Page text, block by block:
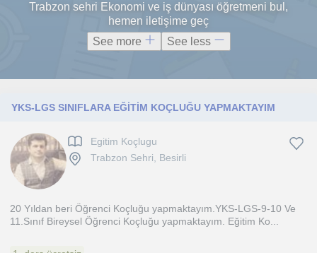
Trabzon sehri Ekonomi ve iş dünyası öğretmeni bul,
hemen iletişime geç
See more
See less
YKS-LGS SINIFLARA EĞİTİM KOÇLUĞU YAPMAKTAYIM
Egitim Koçlugu
Trabzon Sehri, Besirli
20 Yıldan beri Öğrenci Koçluğu yapmaktayım.YKS-LGS-9-10 Ve
11.Sınıf Bireysel Öğrenci Koçluğu yapmaktayım. Eğitim Ko...